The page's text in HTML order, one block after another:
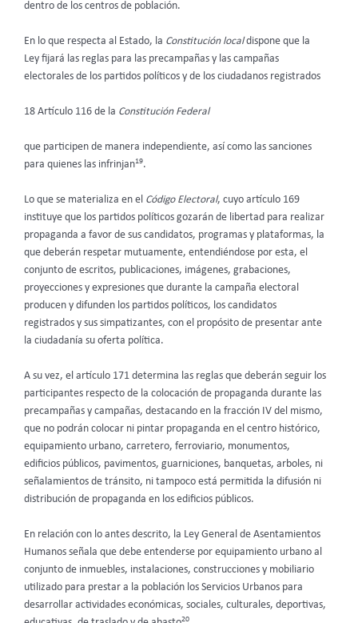
dentro de los centros de población.
En lo que respecta al Estado, la Constitución localdispone que la
Ley fijará las reglas para las precampañas y las campañas
electorales de los partidos políticos y de los ciudadanos registrados
18 Artículo 116 de la Constitución Federal
que participen de manera independiente, así como las sanciones
para quienes las infrinjan19.
Lo que se materializa en el Código Electoral, cuyo artículo 169
instituye que los partidos políticos gozarán de libertad para realizar
propaganda a favor de sus candidatos, programas y plataformas, la
que deberán respetar mutuamente, entendiéndose por esta, el
conjunto de escritos, publicaciones, imágenes, grabaciones,
proyecciones y expresiones que durante la campaña electoral
producen y difunden los partidos políticos, los candidatos
registrados y sus simpatizantes, con el propósito de presentar ante
la ciudadanía su oferta política.
A su vez, el artículo 171 determina las reglas que deberán seguir los
participantes respecto de la colocación de propaganda durante las
precampañas y campañas, destacando en la fracción IV del mismo,
que no podrán colocar ni pintar propaganda en el centro histórico,
equipamiento urbano, carretero, ferroviario, monumentos,
edificios públicos, pavimentos, guarniciones, banquetas, arboles, ni
señalamientos de tránsito, ni tampoco está permitida la difusión ni
distribución de propaganda en los edificios públicos.
En relación con lo antes descrito, la Ley General de Asentamientos
Humanos señala que debe entenderse por equipamiento urbano al
conjunto de inmuebles, instalaciones, construcciones y mobiliario
utilizado para prestar a la población los Servicios Urbanos para
desarrollar actividades económicas, sociales, culturales, deportivas,
20